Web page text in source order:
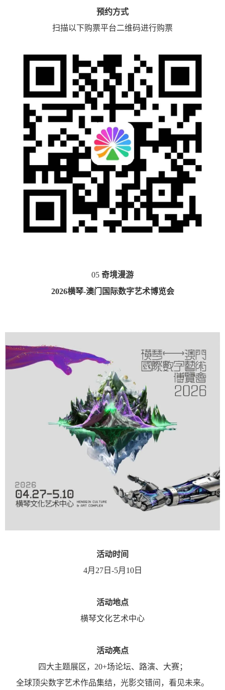
预约方式
扫描以下购票平台二维码进行购票
05 奇境漫游
2026横琴-澳门国际数字艺术博览会
活动时间
4月27日-5月10日
活动地点
横琴文化艺术中心
活动亮点
四大主题展区，20+场论坛、路演、大赛；
全球顶尖数字艺术作品集结，光影交错间，看见未来。